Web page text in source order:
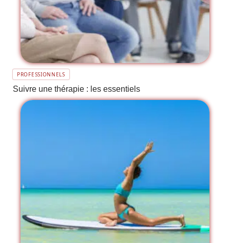
PROFESSIONNELS
Suivre une thérapie : les essentiels